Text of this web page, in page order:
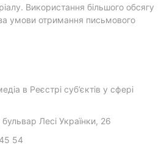
Використання більшого обсягу
умови отримання письмового
в Реєстрі суб’єктів у сфері
Лесі Українки, 26
54